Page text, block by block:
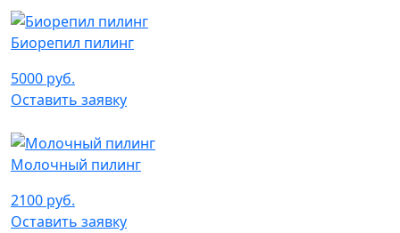
Биорепил пилинг
5000 руб.
Оставить заявку
Молочный пилинг
2100 руб.
Оставить заявку